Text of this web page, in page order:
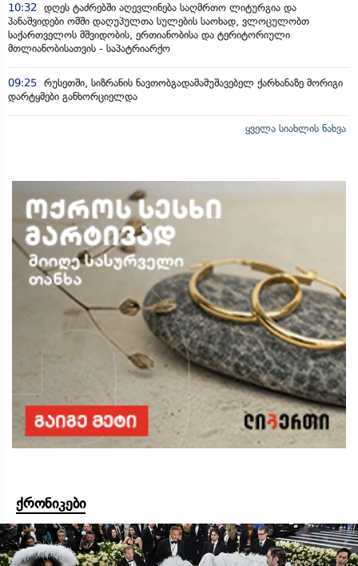
10:32
დღეს ტაძრებში აღევლინება საღმრთო ლიტურგია და
პანაშვიდები ომში დაღუპულთა სულების საოხად, ვლოცულობთ
საქართველოს მშვიდობის, ერთიანობისა და ტერიტორიული
მთლიანობისათვის - საპატრიარქო
09:25 რუსეთში, სიზრანის ნავთობგადამამუშავებელ ქარხანაზე მორიგი
დარტყმები განხორციელდა
ყველა სიახლის ნახვა
ქრონიკები